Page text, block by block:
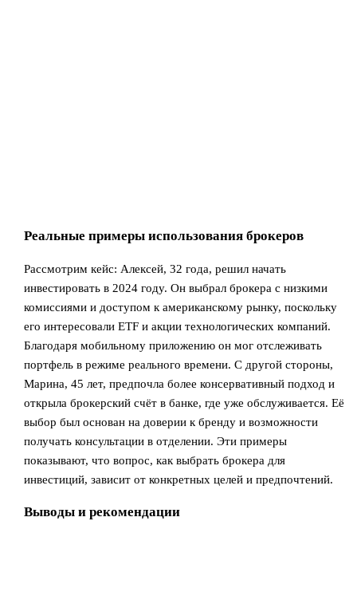
Реальные примеры использования брокеров
Рассмотрим кейс: Алексей, 32 года, решил начать
инвестировать в 2024 году. Он выбрал брокера с низкими
комиссиями и доступом к американскому рынку, поскольку
его интересовали ETF и акции технологических компаний.
Благодаря мобильному приложению он мог отслеживать
портфель в режиме реального времени. С другой стороны,
Марина, 45 лет, предпочла более консервативный подход и
открыла брокерский счёт в банке, где уже обслуживается. Её
выбор был основан на доверии к бренду и возможности
получать консультации в отделении. Эти примеры
показывают, что вопрос, как выбрать брокера для
инвестиций, зависит от конкретных целей и предпочтений.
Выводы и рекомендации